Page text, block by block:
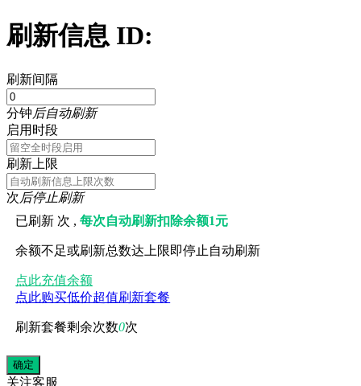
刷新信息 ID:
刷新间隔
分钟后自动刷新
启用时段
刷新上限
次后停止刷新
已刷新 次 ,每次自动刷新扣除余额1元
余额不足或刷新总数达上限即停止自动刷新
点此充值余额
点此购买低价超值刷新套餐
刷新套餐剩余次数0次
关注客服